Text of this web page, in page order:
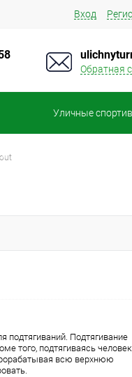
Вход
Обратная
Уличные
подтягиваний. Подтягивание
того, подтягиваясь человек
всю верхнюю